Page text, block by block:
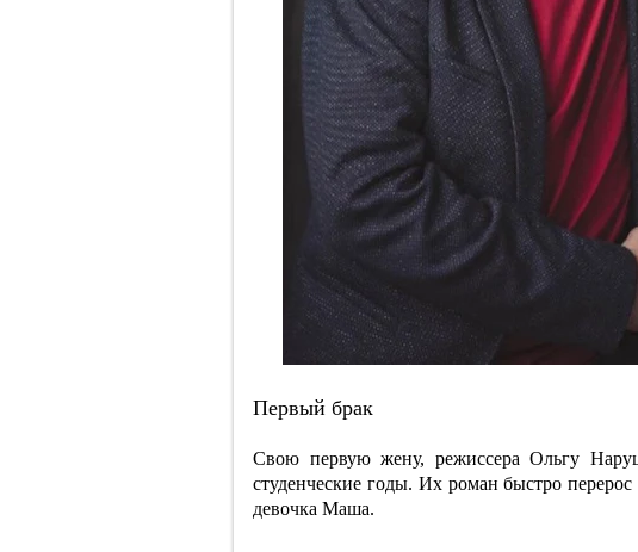
Первый брак
Свою первую жену, режиссера Ольгу
студенческие годы. Их роман быстро перерос
девочка Маша.